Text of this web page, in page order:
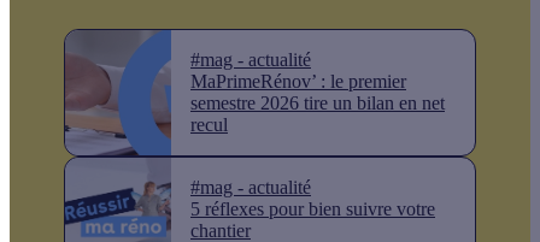
#mag - actualité
MaPrimeRénov’ : le premier
semestre 2026 tire un bilan en net
recul
#mag - actualité
5 réflexes pour bien suivre votre
chantier